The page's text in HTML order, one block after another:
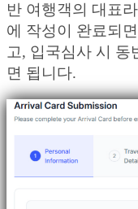
반 여행객의 대표
에 작성이 완료되
고, 입국심사 시 동
면 됩니다.